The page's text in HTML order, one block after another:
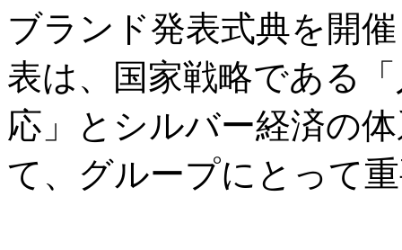
ブランド発表式典を開
表は、国家戦略である
応」とシルバー経済の
て、グループにとって